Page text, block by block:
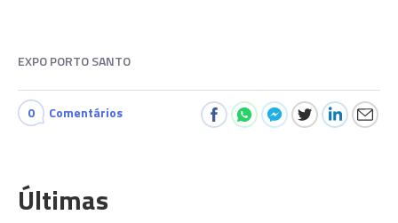
EXPO PORTO SANTO
0 Comentários
Últimas